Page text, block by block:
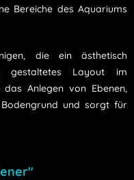
Bereiche des Aquariums
die ein ästhetisch
gestaltetes Layout im
Anlegen von Ebenen,
und sorgt für